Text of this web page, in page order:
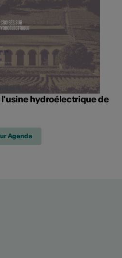
hydroélectrique de
Agenda